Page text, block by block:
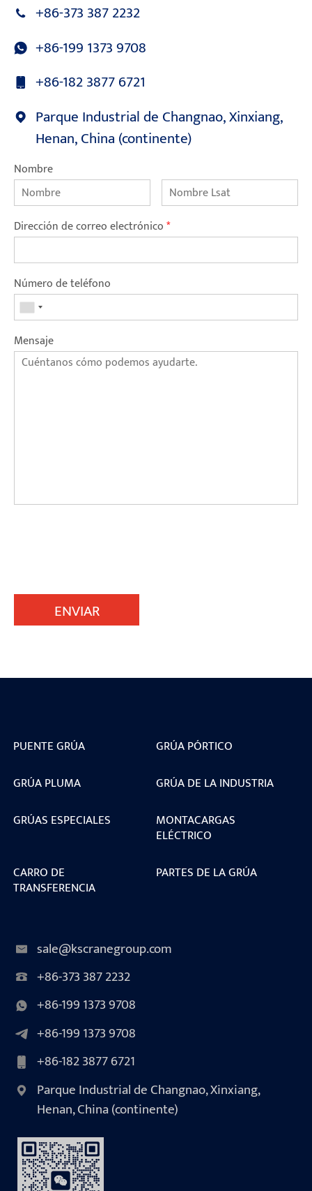
+86-373 387 2232
+86-199 1373 9708
+86-182 3877 6721
Parque Industrial de Changnao, Xinxiang,
Henan, China (continente)
Nombre
Dirección de correo electrónico*
Número de teléfono
Mensaje
ENVIAR
PUENTE GRÚA
GRÚA PÓRTICO
GRÚA PLUMA
GRÚA DE LA INDUSTRIA
GRÚAS ESPECIALES
MONTACARGAS
ELÉCTRICO
CARRO DE
TRANSFERENCIA
PARTES DE LA GRÚA
sale@kscranegroup.com
+86-373 387 2232
+86-199 1373 9708
+86-199 1373 9708
+86-182 3877 6721
Parque Industrial de Changnao, Xinxiang,
Henan, China (continente)